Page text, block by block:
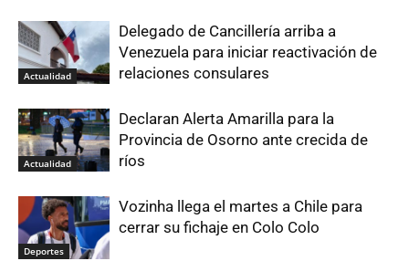
Actualidad
Delegado de Cancillería arriba a
Venezuela para iniciar reactivación de
relaciones consulares
Actualidad
Declaran Alerta Amarilla para la
Provincia de Osorno ante crecida de
ríos
Deportes
Vozinha llega el martes a Chile para
cerrar su fichaje en Colo Colo